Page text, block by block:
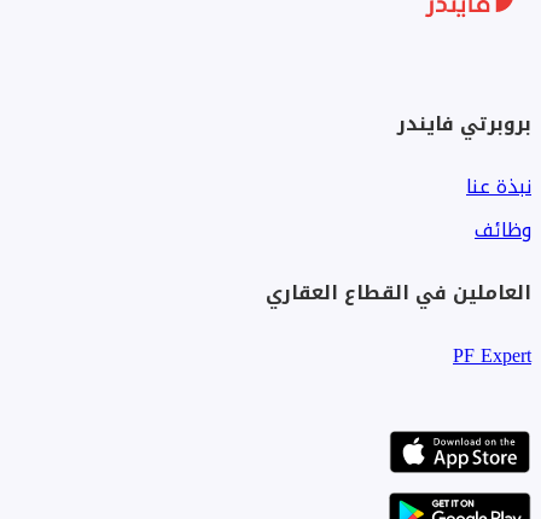
بروبرتي فايندر
نبذة عنا
وظائف
العاملين في القطاع العقاري
PF Expert